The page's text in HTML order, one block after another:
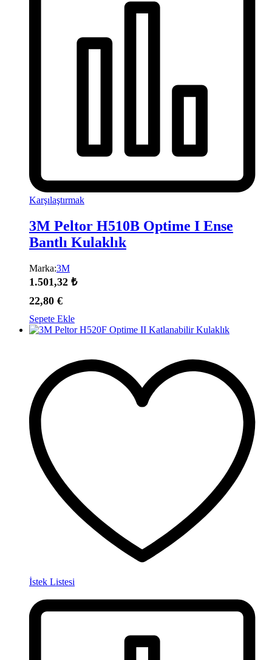
Karşılaştırmak
3M Peltor H510B Optime I Ense
Bantlı Kulaklık
Marka:3M
1.501,32 ₺
22,80 €
Sepete Ekle
İstek Listesi